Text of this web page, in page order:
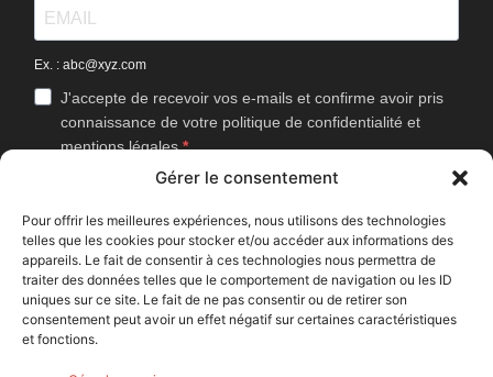
Gérer le consentement
Pour offrir les meilleures expériences, nous utilisons des technologies
telles que les cookies pour stocker et/ou accéder aux informations des
appareils. Le fait de consentir à ces technologies nous permettra de
traiter des données telles que le comportement de navigation ou les ID
uniques sur ce site. Le fait de ne pas consentir ou de retirer son
consentement peut avoir un effet négatif sur certaines caractéristiques
et fonctions.
Ex. : abc@xyz.com
J'accepte de recevoir vos e-mails et confirme avoir pris
connaissance de votre politique de confidentialité et
mentions légales.
Vous pouvez vous désinscrire à tout moment en cliquant sur le lien
J'accepte que Bike Café mesure l'ouverture des
newsletters afin d'améliorer les contenus proposés.
S'INSCRIRE